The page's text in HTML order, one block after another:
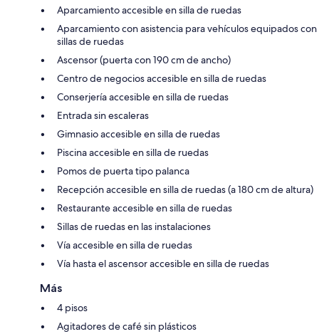
Aparcamiento accesible en silla de ruedas
Aparcamiento con asistencia para vehículos equipados con
sillas de ruedas
Ascensor (puerta con 190 cm de ancho)
Centro de negocios accesible en silla de ruedas
Conserjería accesible en silla de ruedas
Entrada sin escaleras
Gimnasio accesible en silla de ruedas
Piscina accesible en silla de ruedas
Pomos de puerta tipo palanca
Recepción accesible en silla de ruedas (a 180 cm de altura)
Restaurante accesible en silla de ruedas
Sillas de ruedas en las instalaciones
Vía accesible en silla de ruedas
Vía hasta el ascensor accesible en silla de ruedas
Más
4 pisos
Agitadores de café sin plásticos